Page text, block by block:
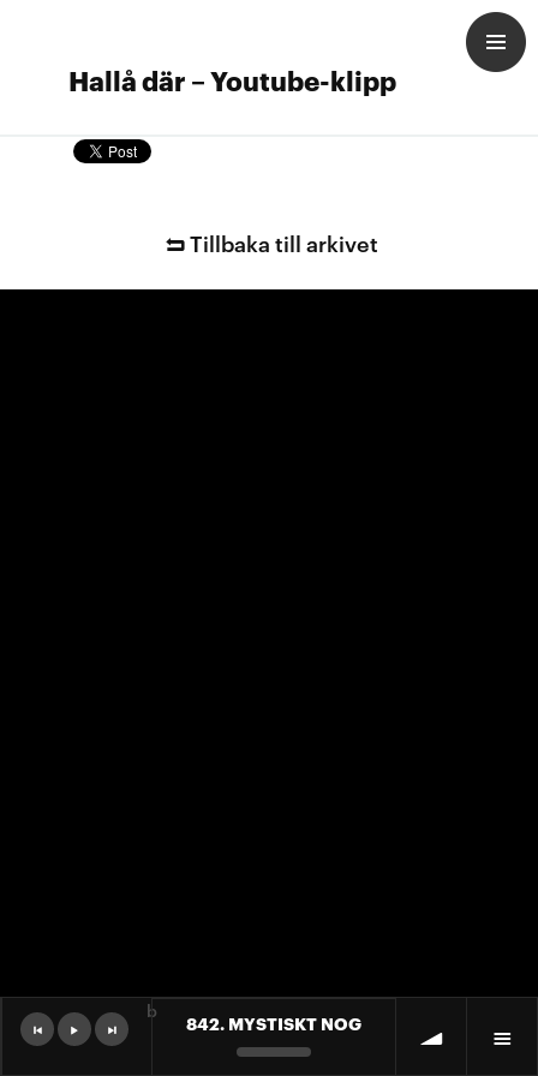
Hallå där – Youtube-klipp
Tillbaka till arkivet
842. MYSTISKT NOG
b